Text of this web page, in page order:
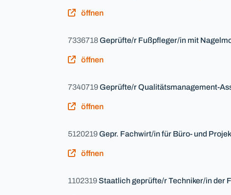
öffnen
7336718Geprüfte/r Fußpfleger/in mit
öffnen
7340719Geprüfte/r Qualitätsmanagement-
öffnen
5120219Gepr. Fachwirt/in für Büro- und
öffnen
1102319Staatlich geprüfte/r Techniker/in der